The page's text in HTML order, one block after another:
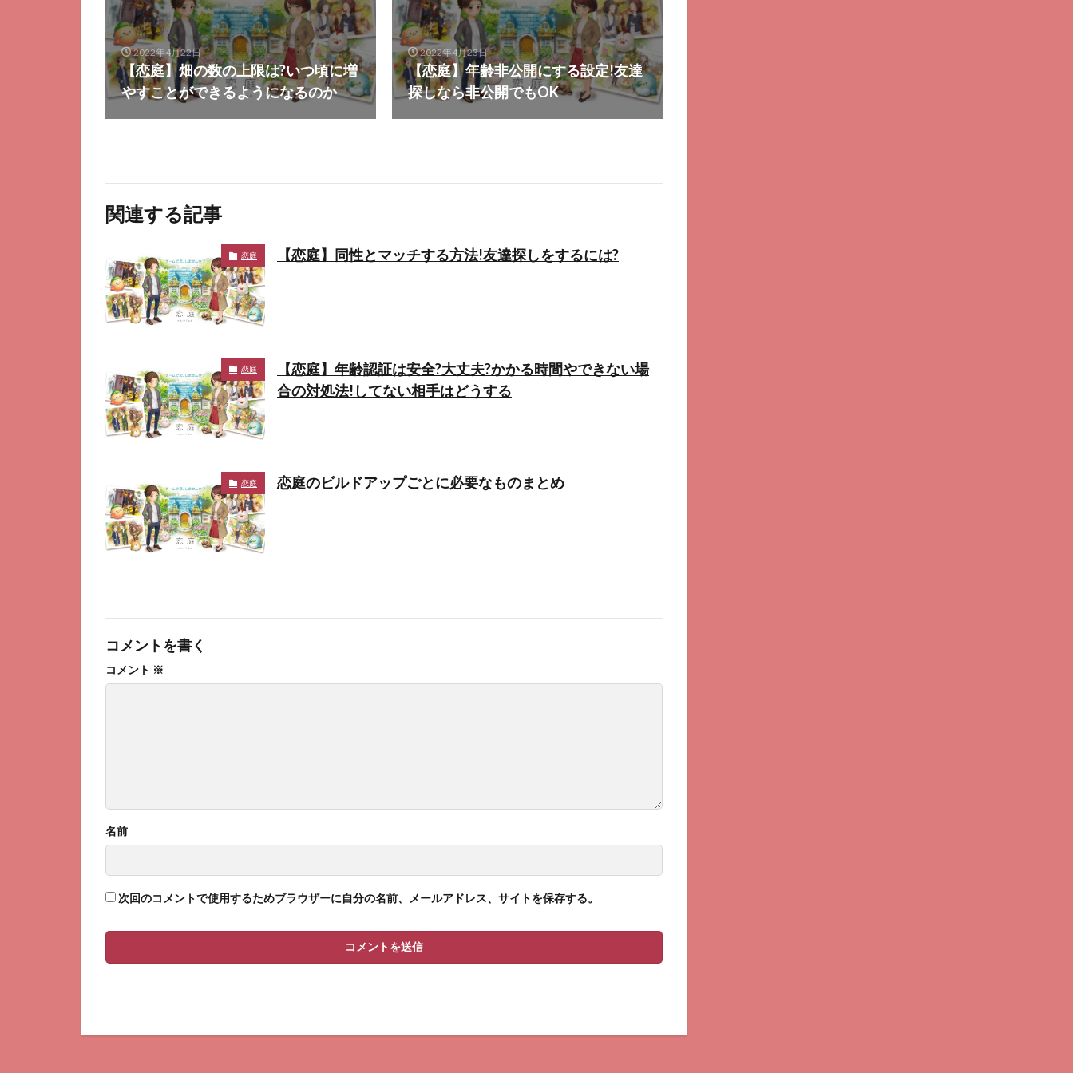
2022年4月22日
【恋庭】畑の数の上限は?いつ頃に増
やすことができるようになるのか
2022年4月23日
【恋庭】年齢非公開にする設定!友達
探しなら非公開でもOK
関連する記事
恋庭 【恋庭】同性とマッチする方法!友達探しをするには?
恋庭
【恋庭】年齢認証は安全?大丈夫?かかる時間やできない場
合の対処法!してない相手はどうする
恋庭 恋庭のビルドアップごとに必要なものまとめ
コメントを書く
コメント ※
名前
次回のコメントで使用するためブラウザーに自分の名前、メールアドレス、サイトを保存する。